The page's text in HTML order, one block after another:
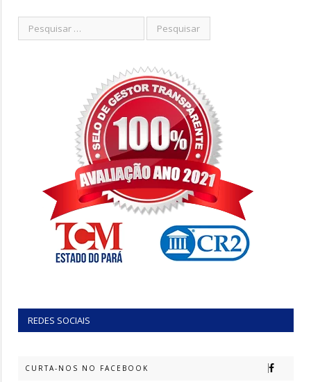
REDES SOCIAIS
CURTA-NOS NO FACEBOOK